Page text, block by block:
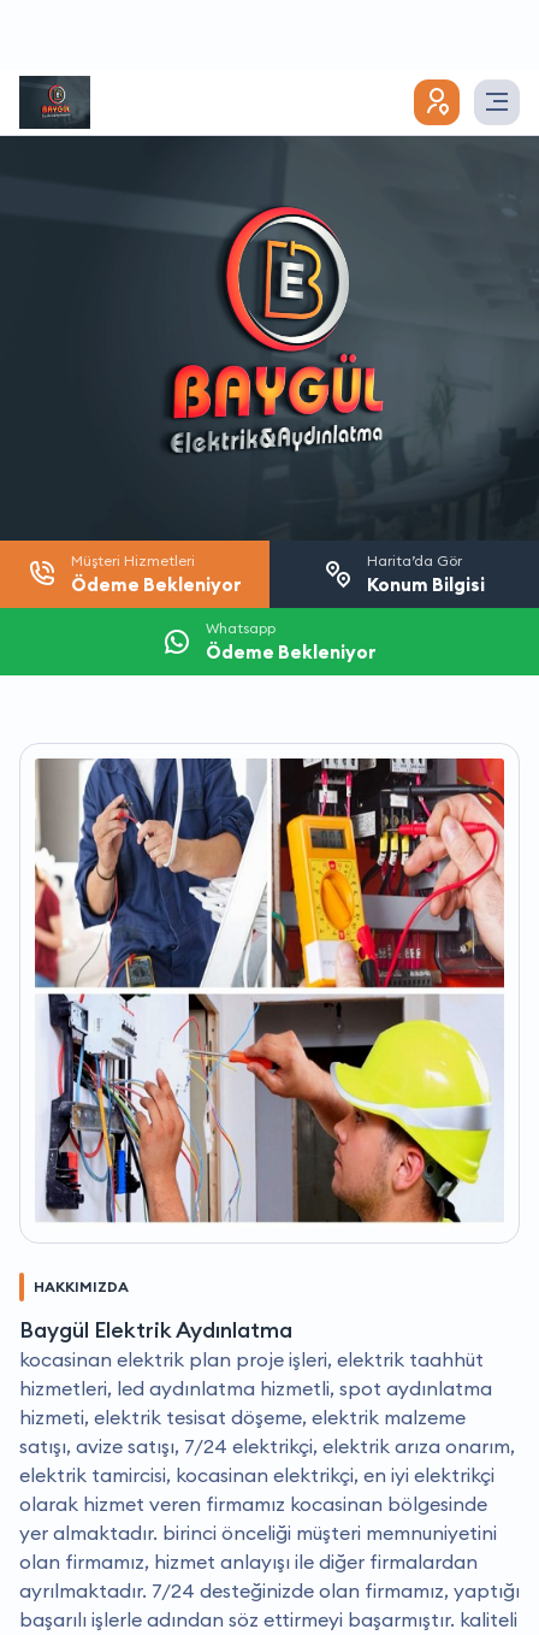
Müşteri Hizmetleri
Ödeme Bekleniyor
Harita’da Gör
Konum Bilgisi
Whatsapp
Ödeme Bekleniyor
HAKKIMIZDA
Baygül Elektrik Aydınlatma
kocasinan elektrik plan proje işleri, elektrik taahhüt
hizmetleri, led aydınlatma hizmetli, spot aydınlatma
hizmeti, elektrik tesisat döşeme, elektrik malzeme
satışı, avize satışı, 7/24 elektrikçi, elektrik arıza onarım,
elektrik tamircisi, kocasinan elektrikçi, en iyi elektrikçi
olarak hizmet veren firmamız kocasinan bölgesinde
yer almaktadır. birinci önceliği müşteri memnuniyetini
olan firmamız, hizmet anlayışı ile diğer firmalardan
ayrılmaktadır. 7/24 desteğinizde olan firmamız, yaptığı
başarılı işlerle adından söz ettirmeyi başarmıştır. kaliteli